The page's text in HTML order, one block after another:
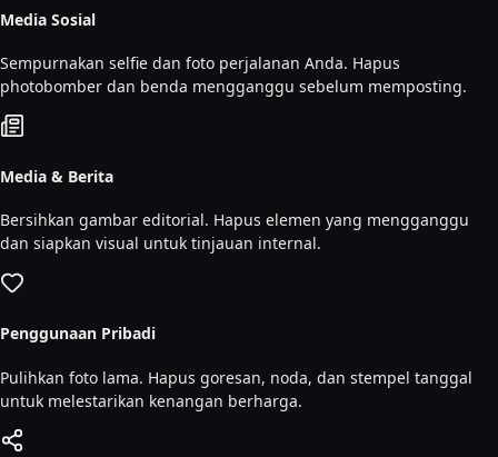
Media Sosial
Sempurnakan selfie dan foto perjalanan Anda. Hapus
photobomber dan benda mengganggu sebelum memposting.
Media & Berita
Bersihkan gambar editorial. Hapus elemen yang mengganggu
dan siapkan visual untuk tinjauan internal.
Penggunaan Pribadi
Pulihkan foto lama. Hapus goresan, noda, dan stempel tanggal
untuk melestarikan kenangan berharga.